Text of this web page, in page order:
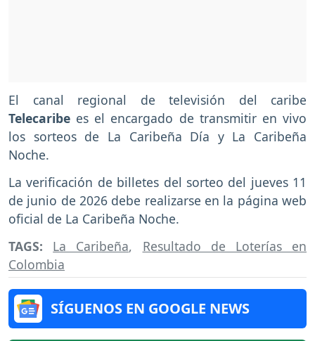
El canal regional de televisión del caribe
Telecaribe es el encargado de transmitir en vivo
los sorteos de La Caribeña Día y La Caribeña
Noche.
La verificación de billetes del sorteo del jueves 11
de junio de 2026 debe realizarse en la página web
oficial de La Caribeña Noche.
TAGS: La Caribeña, Resultado de Loterías en
Colombia
SÍGUENOS EN GOOGLE NEWS